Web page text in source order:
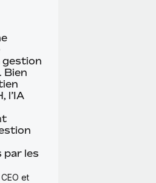
gestion
Bien
l’IA
par les
et